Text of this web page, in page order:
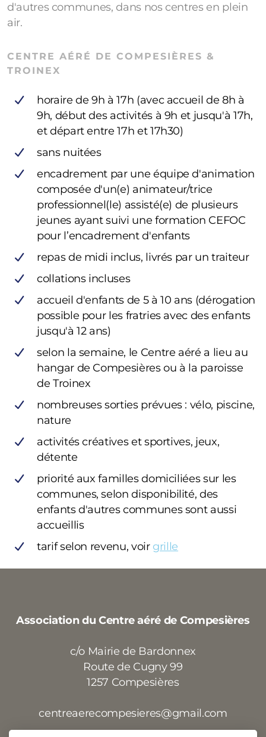
d'autres communes, dans nos centres en plein
air.
CENTRE AÉRÉ DE COMPESIÈRES &
TROINEX
horaire de 9h à 17h (avec accueil de 8h à
9h, début des activités à 9h et jusqu'à 17h,
et départ entre 17h et 17h30)
sans nuitées
encadrement par une équipe d'animation
composée d'un(e) animateur/trice
professionnel(le) assisté(e) de plusieurs
jeunes ayant suivi une formation CEFOC
pour l’encadrement d'enfants
repas de midi inclus, livrés par un traiteur
collations incluses
accueil d'enfants de 5 à 10 ans (dérogation
possible pour les fratries avec des enfants
jusqu'à 12 ans)
selon la semaine, le Centre aéré a lieu au
hangar de Compesières ou à la paroisse
de Troinex
nombreuses sorties prévues : vélo, piscine,
nature
activités créatives et sportives, jeux,
détente
priorité aux familles domiciliées sur les
communes, selon disponibilité, des
enfants d'autres communes sont aussi
accueillis
tarif selon revenu, voir grille
Association du Centre aéré de Compesières
c/o Mairie de Bardonnex
Route de Cugny 99
1257 Compesières
centreaerecompesieres@gmail.com